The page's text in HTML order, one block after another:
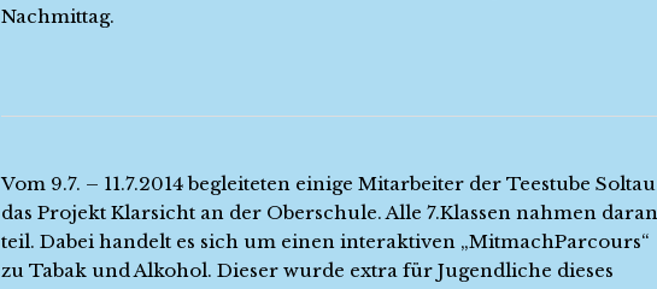
Nachmittag.
Vom 9.7. – 11.7.2014 begleiteten einige Mitarbeiter der Teestube Soltau
das Projekt Klarsicht an der Oberschule. Alle 7.Klassen nahmen daran
teil. Dabei handelt es sich um einen interaktiven „MitmachParcours“
zu Tabak und Alkohol. Dieser wurde extra für Jugendliche dieses